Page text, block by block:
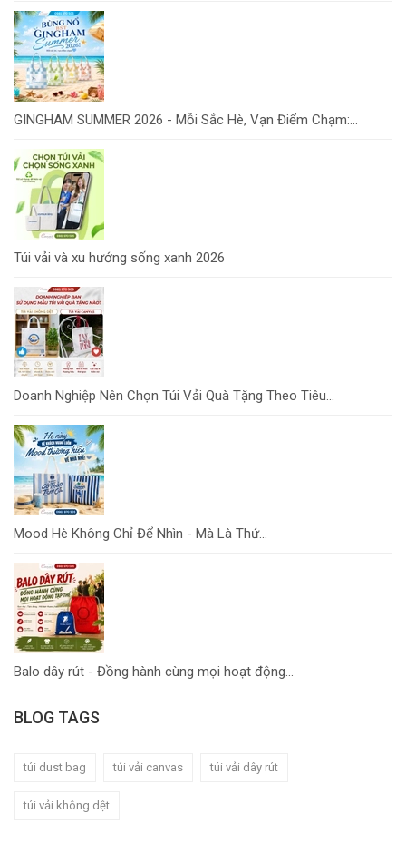
GINGHAM SUMMER 2026 - Mỗi Sắc Hè, Vạn Điểm Chạm:...
Túi vải và xu hướng sống xanh 2026
Doanh Nghiệp Nên Chọn Túi Vải Quà Tặng Theo Tiêu...
Mood Hè Không Chỉ Để Nhìn - Mà Là Thứ...
Balo dây rút - Đồng hành cùng mọi hoạt động...
BLOG TAGS
túi dust bag túi vải canvas túi vải dây rút
túi vải không dệt